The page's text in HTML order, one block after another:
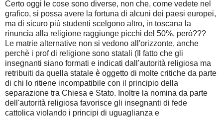
Certo oggi le cose sono diverse, non che, come vedete nel
grafico, si possa avere la fortuna di alcuni dei paesi europei,
ma di sicuro più studenti scelgono altro, in toscana la
rinuncia alla religione raggiunge picchi del 50%, però???
Le matrie alternative non si vedono all'orizzonte, anche
perchè i prof di religione sono statali (Il fatto che gli
insegnanti siano formati e indicati dall'autorità religiosa ma
retribuiti da quella statale è oggetto di molte critiche da parte
di chi lo ritiene incompatibile con il principio della
separazione tra Chiesa e Stato. Inoltre la nomina da parte
dell'autorità religiosa favorisce gli insegnanti di fede
cattolica violando i principi di uguaglianza e